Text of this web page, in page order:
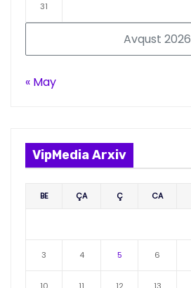
Avqust 2026
31
« May
VipMedia Arxiv
BE ÇA Ç CA
3 4 5 6